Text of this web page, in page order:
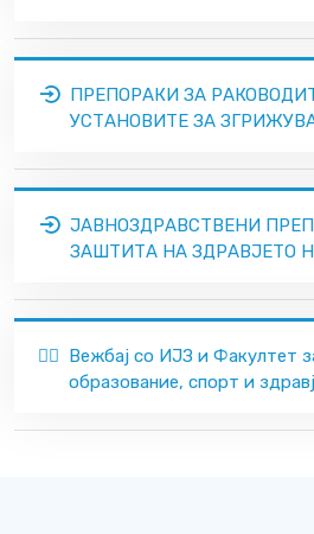
ПРЕПОРАКИ ЗА
УСТАНОВИТЕ ЗА
ЈАВНОЗДРАВСТВЕНИ
ЗАШТИТА НА ЗДРАВЈЕТО
🏃‍♂️ Вежбај со ИЈЗ и Факултет
образование, спорт и